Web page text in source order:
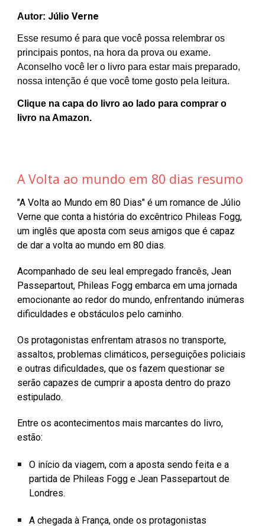
Autor: Júlio Verne
Esse resumo é para que você possa relembrar os
principais pontos, na hora da prova ou exame.
Aconselho você ler o livro para estar mais preparado,
nossa intenção é que você tome gosto pela leitura.
Clique na capa do livro ao lado para comprar o
livro na Amazon.
A Volta ao mundo em 80 dias resumo
"A Volta ao Mundo em 80 Dias" é um romance de Júlio
Verne que conta a história do excêntrico Phileas Fogg,
um inglês que aposta com seus amigos que é capaz
de dar a volta ao mundo em 80 dias.
Acompanhado de seu leal empregado francês, Jean
Passepartout, Phileas Fogg embarca em uma jornada
emocionante ao redor do mundo, enfrentando inúmeras
dificuldades e obstáculos pelo caminho.
Os protagonistas enfrentam atrasos no transporte,
assaltos, problemas climáticos, perseguições policiais
e outras dificuldades, que os fazem questionar se
serão capazes de cumprir a aposta dentro do prazo
estipulado.
Entre os acontecimentos mais marcantes do livro,
estão:
O início da viagem, com a aposta sendo feita e a
partida de Phileas Fogg e Jean Passepartout de
Londres.
A chegada à França, onde os protagonistas